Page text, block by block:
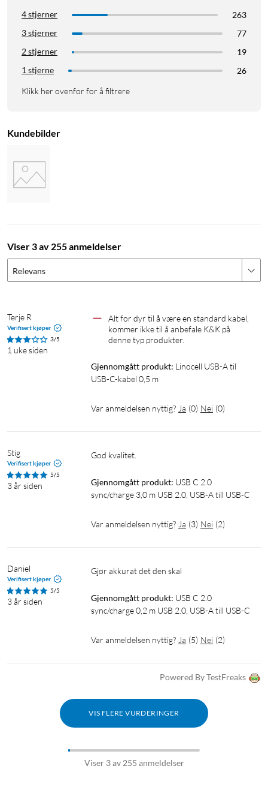
4 stjerner
263
3 stjerner
77
2 stjerner
19
1 stjerne
26
Klikk her ovenfor for å filtrere
Kundebilder
Viser 3 av 255 anmeldelser
Relevans
Terje R
Verifisert kjøper
3/5
1 uke siden
Alt for dyr til å være en standard kabel,
kommer ikke til å anbefale K&K på
denne typ produkter.
Gjennomgått produkt: Linocell USB-A til
USB-C-kabel 0,5 m
Var anmeldelsen nyttig? Ja (0) Nei (0)
Stig
Verifisert kjøper
5/5
3 år siden
God kvalitet.
Gjennomgått produkt: USB C 2.0
sync/charge 3,0 m USB 2.0, USB-A till USB-C
Var anmeldelsen nyttig? Ja (3) Nei (2)
Daniel
Verifisert kjøper
5/5
3 år siden
Gjør akkurat det den skal
Gjennomgått produkt: USB C 2.0
sync/charge 0,2 m USB 2.0, USB-A till USB-C
Var anmeldelsen nyttig? Ja (5) Nei (2)
Powered By TestFreaks
VIS FLERE VURDERINGER
Viser 3 av 255 anmeldelser